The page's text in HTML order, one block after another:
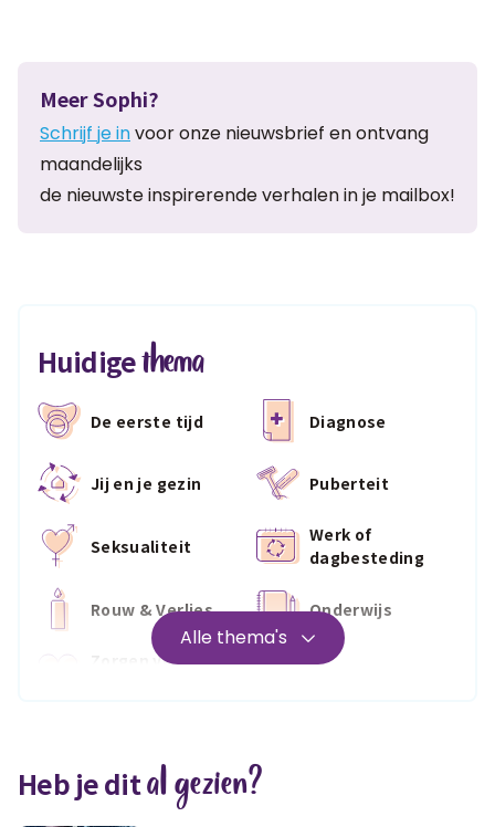
Meer Sophi?
Schrijf je invoor onze nieuwsbrief en ontvang
maandelijks
de nieuwste inspirerende verhalen in je mailbox!
Huidigethema
De eerste tijd Diagnose
Jij en je gezin Puberteit
Seksualiteit
Werk of
dagbesteding
Rouw & Verlies Onderwijs
Zorgen voor
Wonen
Geld & wetten
Alle thema's
Heb je dital gezien?